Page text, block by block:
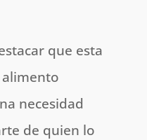
que esta
necesidad
de quien lo